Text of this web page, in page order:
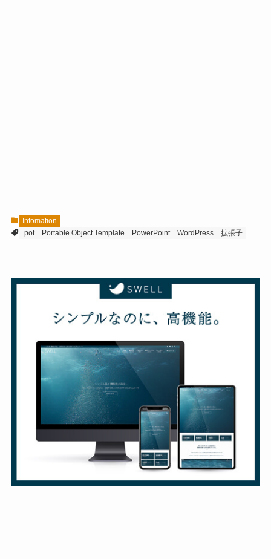
Infomation
.pot
Portable Object Template PowerPoint WordPress 拡張子